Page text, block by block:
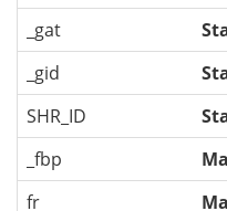
_gat
_gid
SHR_ID
_fbp
fr